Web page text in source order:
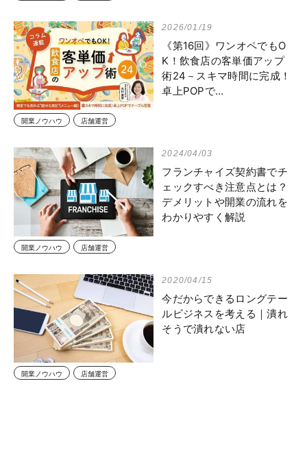
2026/01/19
《第16回》ワンオペでもO
K！飲食店の客単価アップ
術24－スキマ時間に完成！
卓上POPで…
開業ノウハウ 店舗運営
2024/04/03
フランチャイズ契約書でチ
ェックすべき注意点とは？
デメリットや開業の流れを
わかりやすく解説
開業ノウハウ 店舗運営
2020/04/15
今だからできるロングテー
ルビジネスを考える｜潰れ
そうで潰れない店
開業ノウハウ 店舗運営